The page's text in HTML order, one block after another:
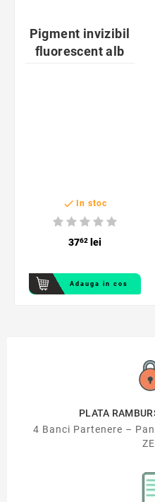
Pigment invizibil
fluorescent alb
 In stoc
3762lei
Adauga in cos
PLATA
4 Banci Partenere –